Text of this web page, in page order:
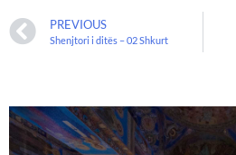
PREVIOUS
Shenjtori i ditës – 02 Shkurt